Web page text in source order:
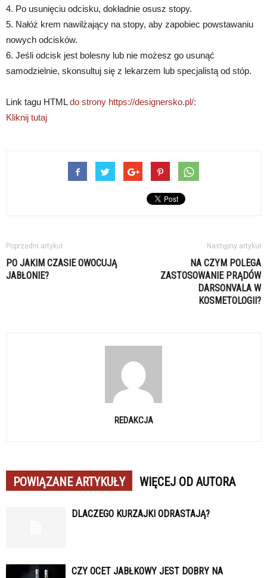
4. Po usunięciu odcisku, dokładnie osusz stopy.
5. Nałóż krem nawilżający na stopy, aby zapobiec powstawaniu
nowych odcisków.
6. Jeśli odcisk jest bolesny lub nie możesz go usunąć
samodzielnie, skonsultuj się z lekarzem lub specjalistą od stóp.
Link tagu HTMLdo strony https://designersko.pl/:
Kliknij tutaj
Poprzedni artykuł
PO JAKIM CZASIE OWOCUJĄ
JABŁONIE?
Następny artykuł
NA CZYM POLEGA
ZASTOSOWANIE PRĄDÓW
DARSONVALA W
KOSMETOLOGII?
REDAKCJA
POWIĄZANE ARTYKUŁY WIĘCEJ OD AUTORA
DLACZEGO KURZAJKI ODRASTAJĄ?
CZY OCET JABŁKOWY JEST DOBRY NA